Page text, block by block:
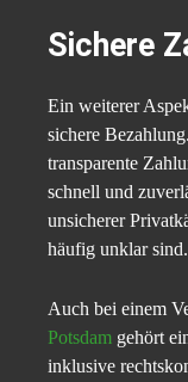
Sichere
Ein weiterer
sichere
transparente
schnell und
unsicherer
häufig unklar sind.
Auch bei einem
Potsdam gehört
inklusive